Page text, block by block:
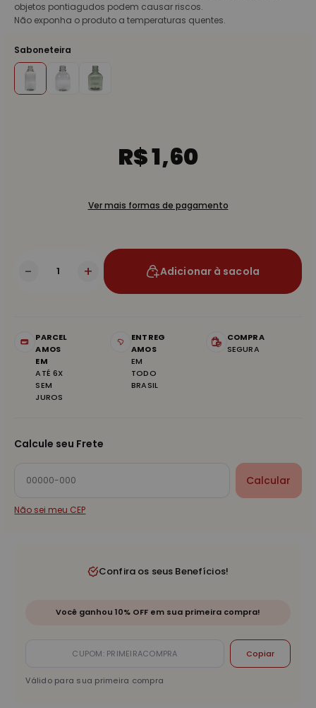
objetos pontiagudos podem causar riscos.
Não exponha o produto a temperaturas quentes.
Saboneteira
R$ 1,60
Ver mais formas de pagamento
- + Adicionar à sacola
PARCEL
AMOS
EM
ATÉ 6X
SEM
JUROS
ENTREG
AMOS
EM
TODO
BRASIL
COMPRA
SEGURA
Calcule seu Frete
Calcular
Não sei meu CEP
Confira os seus Benefícios!
Você ganhou 10% OFF em sua primeira compra!
Copiar
Válido para sua primeira compra